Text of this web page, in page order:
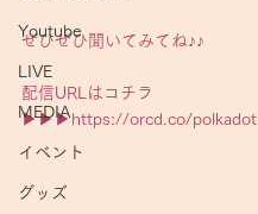
Youtube
LIVE
MEDIA
イベント
グッズ
ぜひぜひ聞いてみてね♪♪
配信URLはコチラ
▶︎▶︎▶︎https://orcd.co/polkadot